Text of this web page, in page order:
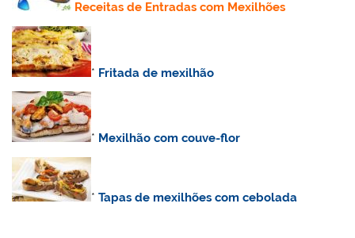
Receitas de Entradas com Mexilhões
* Fritada de mexilhão
* Mexilhão com couve-flor
*Tapas de mexilhões com cebolada